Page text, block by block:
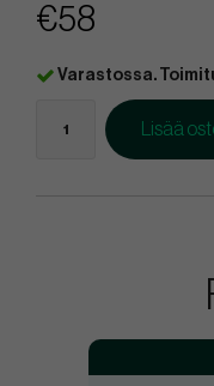
€58
Varastossa.
Lisää